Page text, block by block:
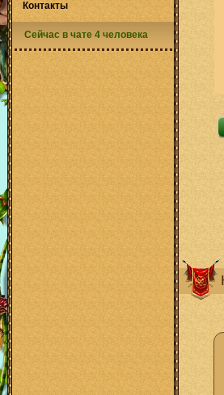
Контакты
Сейчас в чате 4 человека